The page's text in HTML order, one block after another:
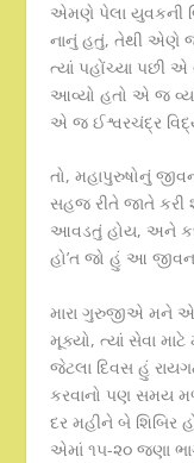
એમણે પેલા યુવકની
નાનું હતું, તેથી એણે
ત્યાં પહોંચ્યા પછી
આવ્યો હતો એ જ
એ જ ઈશ્વરચંદ્ર
તો, મહાપુરુષોનું
સહજ રીતે જાતે
આવડતું હોય, અને
હો’ત જો હું આ
મારા ગુરુજીએ મને
મૂક્યો, ત્યાં સેવા
જેટલા દિવસ હું
કરવાનો પણ સમય
દર મહીને બે શિબિર
એમાં ૧૫-૨૦ જણા